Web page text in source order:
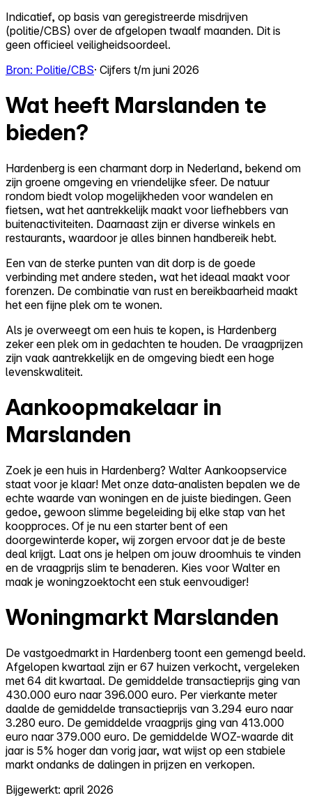
Indicatief, op basis van geregistreerde misdrijven
(politie/CBS) over de afgelopen twaalf maanden. Dit is
geen officieel veiligheidsoordeel.
Bron: Politie/CBS· Cijfers t/m juni 2026
Wat heeft Marslanden te
bieden?
Hardenberg is een charmant dorp in Nederland, bekend om
zijn groene omgeving en vriendelijke sfeer. De natuur
rondom biedt volop mogelijkheden voor wandelen en
fietsen, wat het aantrekkelijk maakt voor liefhebbers van
buitenactiviteiten. Daarnaast zijn er diverse winkels en
restaurants, waardoor je alles binnen handbereik hebt.
Een van de sterke punten van dit dorp is de goede
verbinding met andere steden, wat het ideaal maakt voor
forenzen. De combinatie van rust en bereikbaarheid maakt
het een fijne plek om te wonen.
Als je overweegt om een huis te kopen, is Hardenberg
zeker een plek om in gedachten te houden. De vraagprijzen
zijn vaak aantrekkelijk en de omgeving biedt een hoge
levenskwaliteit.
Aankoopmakelaar in
Marslanden
Zoek je een huis in Hardenberg? Walter Aankoopservice
staat voor je klaar! Met onze data-analisten bepalen we de
echte waarde van woningen en de juiste biedingen. Geen
gedoe, gewoon slimme begeleiding bij elke stap van het
koopproces. Of je nu een starter bent of een
doorgewinterde koper, wij zorgen ervoor dat je de beste
deal krijgt. Laat ons je helpen om jouw droomhuis te vinden
en de vraagprijs slim te benaderen. Kies voor Walter en
maak je woningzoektocht een stuk eenvoudiger!
Woningmarkt Marslanden
De vastgoedmarkt in Hardenberg toont een gemengd beeld.
Afgelopen kwartaal zijn er 67 huizen verkocht, vergeleken
met 64 dit kwartaal. De gemiddelde transactieprijs ging van
430.000 euro naar 396.000 euro. Per vierkante meter
daalde de gemiddelde transactieprijs van 3.294 euro naar
3.280 euro. De gemiddelde vraagprijs ging van 413.000
euro naar 379.000 euro. De gemiddelde WOZ-waarde dit
jaar is 5% hoger dan vorig jaar, wat wijst op een stabiele
markt ondanks de dalingen in prijzen en verkopen.
Bijgewerkt: april 2026